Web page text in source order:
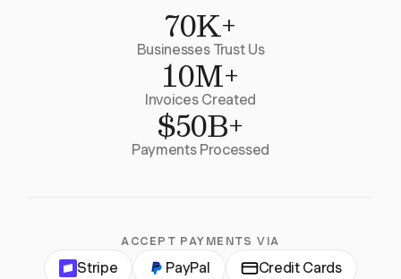
70K+
Businesses Trust Us
10M+
Invoices Created
$50B+
Payments Processed
ACCEPT PAYMENTS VIA
Stripe PayPal Credit Cards